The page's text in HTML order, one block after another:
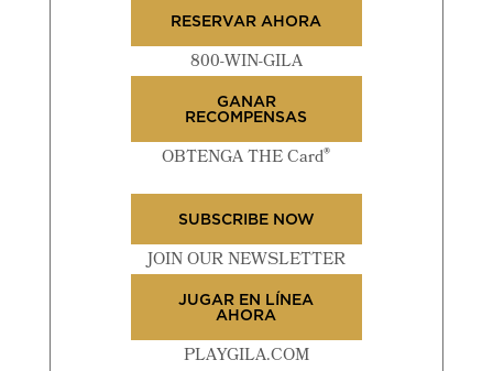
RESERVAR AHORA
800-WIN-GILA
GANAR
RECOMPENSAS
OBTENGA THE Card®
SUBSCRIBE NOW
JOIN OUR NEWSLETTER
JUGAR EN LÍNEA
AHORA
PLAYGILA.COM